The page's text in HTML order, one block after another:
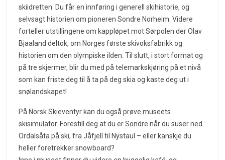
skiidretten. Du får en innføring i generell skihistorie, og
selvsagt historien om pioneren Sondre Norheim. Videre
forteller utstillingene om kappløpet mot Sørpolen der Olav
Bjaaland deltok, om Norges første skivoksfabrikk og
historien om den olympiske ilden. Til slutt, i stort format og
på tre skjermer, blir du med på telemarkskjøring på et nivå
som kan friste deg til å ta på deg skia og kaste deg ut i
snølandskapet!
På Norsk Skieventyr kan du også prøve museets
skisimulator. Forestill deg at du er Sondre når du suser ned
Ordalsåta på ski, fra Jåfjell til Nystaul – eller kanskje du
heller foretrekker snowboard?